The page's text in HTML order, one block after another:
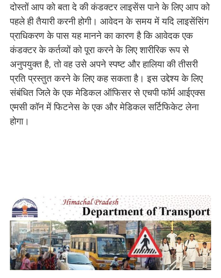
दोस्तों आप को बता दे की कंडक्टर लाइसेंस पाने के लिए आप को
पहले ही तैयारी करनी होगी। आवेदन के समय में यदि लाइसेंसिंग
प्राधिकरण के पास यह मानने का कारण है कि आवेदक एक
कंडक्टर के कर्तव्यों को पूरा करने के लिए शारीरिक रूप से
अनुपयुक्त है, तो वह उसे अपने स्पष्ट और हालिया की तीसरी
प्रति प्रस्तुत करने के लिए कह सकता है। इस उद्देश्य के लिए
संबंधित जिले के एक मेडिकल ऑफिसर से एचपी फॉर्म आईएक्स
एमसी कॉन में फिटनेस के एक और मेडिकल सर्टिफिकेट लेना
होगा।